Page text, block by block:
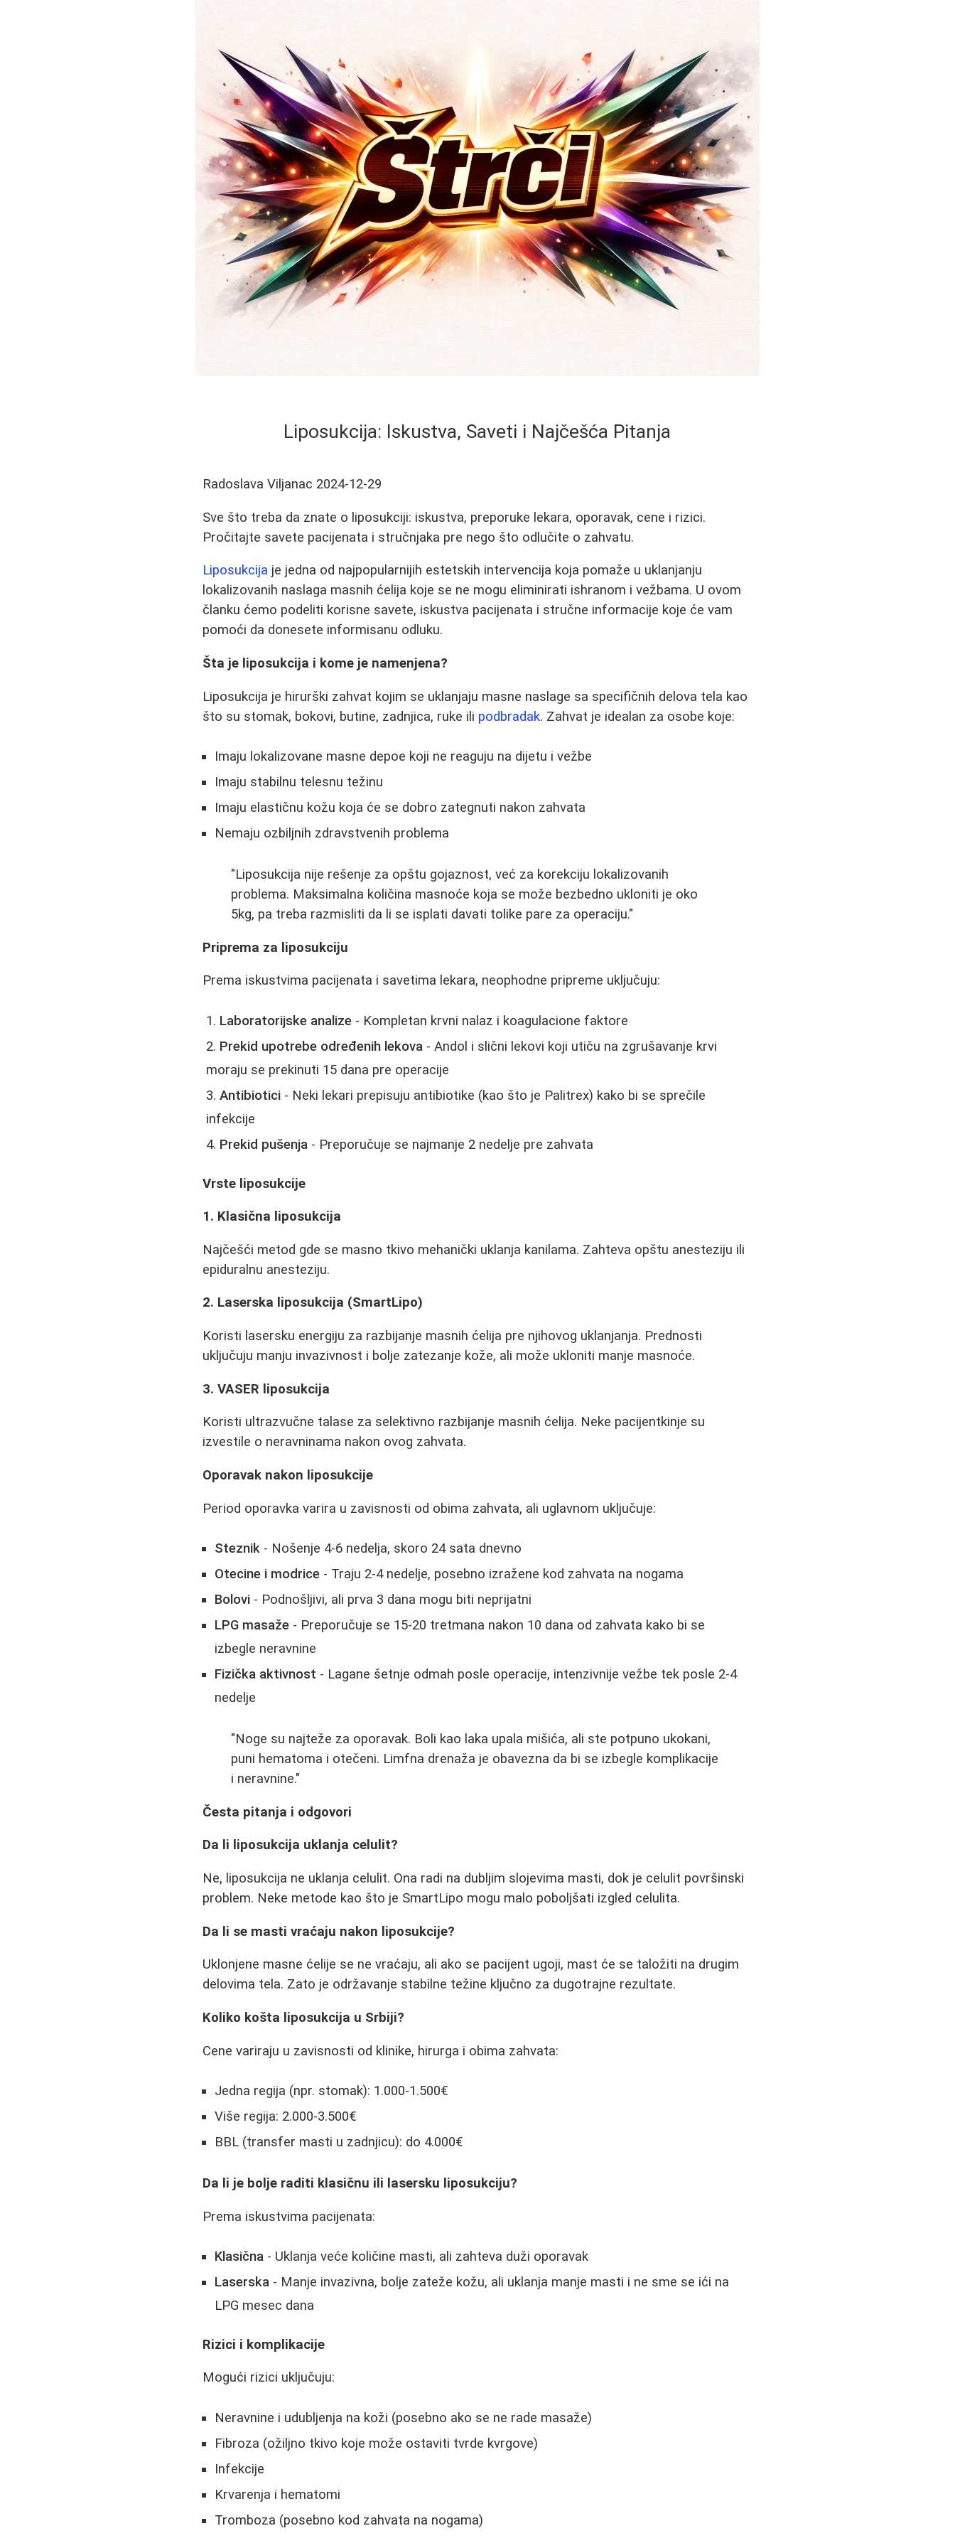
Liposukcija: Iskustva, Saveti i Najčešća Pitanja
Radoslava Viljanac 2024-12-29
Sve što treba da znate o liposukciji: iskustva, preporuke lekara, oporavak, cene i rizici.
Pročitajte savete pacijenata i stručnjaka pre nego što odlučite o zahvatu.
Liposukcija je jedna od najpopularnijih estetskih intervencija koja pomaže u uklanjanju
lokalizovanih naslaga masnih ćelija koje se ne mogu eliminirati ishranom i vežbama. U ovom
članku ćemo podeliti korisne savete, iskustva pacijenata i stručne informacije koje će vam
pomoći da donesete informisanu odluku.
Šta je liposukcija i kome je namenjena?
Liposukcija je hirurški zahvat kojim se uklanjaju masne naslage sa specifičnih delova tela kao
što su stomak, bokovi, butine, zadnjica, ruke ili podbradak. Zahvat je idealan za osobe koje:
Imaju lokalizovane masne depoe koji ne reaguju na dijetu i vežbe
Imaju stabilnu telesnu težinu
Imaju elastičnu kožu koja će se dobro zategnuti nakon zahvata
Nemaju ozbiljnih zdravstvenih problema
"Liposukcija nije rešenje za opštu gojaznost, već za korekciju lokalizovanih
problema. Maksimalna količina masnoće koja se može bezbedno ukloniti je oko
5kg, pa treba razmisliti da li se isplati davati tolike pare za operaciju."
Priprema za liposukciju
Prema iskustvima pacijenata i savetima lekara, neophodne pripreme uključuju:
Laboratorijske analize - Kompletan krvni nalaz i koagulacione faktore
Prekid upotrebe određenih lekova - Andol i slični lekovi koji utiču na zgrušavanje krvi
moraju se prekinuti 15 dana pre operacije
Antibiotici - Neki lekari prepisuju antibiotike (kao što je Palitrex) kako bi se sprečile
infekcije
Prekid pušenja - Preporučuje se najmanje 2 nedelje pre zahvata
Vrste liposukcije
1. Klasična liposukcija
Najčešći metod gde se masno tkivo mehanički uklanja kanilama. Zahteva opštu anesteziju ili
epiduralnu anesteziju.
2. Laserska liposukcija (SmartLipo)
Koristi lasersku energiju za razbijanje masnih ćelija pre njihovog uklanjanja. Prednosti
uključuju manju invazivnost i bolje zatezanje kože, ali može ukloniti manje masnoće.
3. VASER liposukcija
Koristi ultrazvučne talase za selektivno razbijanje masnih ćelija. Neke pacijentkinje su
izvestile o neravninama nakon ovog zahvata.
Oporavak nakon liposukcije
Period oporavka varira u zavisnosti od obima zahvata, ali uglavnom uključuje:
Steznik - Nošenje 4-6 nedelja, skoro 24 sata dnevno
Otecine i modrice - Traju 2-4 nedelje, posebno izražene kod zahvata na nogama
Bolovi - Podnošljivi, ali prva 3 dana mogu biti neprijatni
LPG masaže - Preporučuje se 15-20 tretmana nakon 10 dana od zahvata kako bi se
izbegle neravnine
Fizička aktivnost - Lagane šetnje odmah posle operacije, intenzivnije vežbe tek posle 2-4
nedelje
"Noge su najteže za oporavak. Boli kao laka upala mišića, ali ste potpuno ukokani,
puni hematoma i otečeni. Limfna drenaža je obavezna da bi se izbegle komplikacije
i neravnine."
Česta pitanja i odgovori
Da li liposukcija uklanja celulit?
Ne, liposukcija ne uklanja celulit. Ona radi na dubljim slojevima masti, dok je celulit površinski
problem. Neke metode kao što je SmartLipo mogu malo poboljšati izgled celulita.
Da li se masti vraćaju nakon liposukcije?
Uklonjene masne ćelije se ne vraćaju, ali ako se pacijent ugoji, mast će se taložiti na drugim
delovima tela. Zato je održavanje stabilne težine ključno za dugotrajne rezultate.
Koliko košta liposukcija u Srbiji?
Cene variraju u zavisnosti od klinike, hirurga i obima zahvata:
Jedna regija (npr. stomak): 1.000-1.500€
Više regija: 2.000-3.500€
BBL (transfer masti u zadnjicu): do 4.000€
Da li je bolje raditi klasičnu ili lasersku liposukciju?
Prema iskustvima pacijenata:
Klasična - Uklanja veće količine masti, ali zahteva duži oporavak
Laserska - Manje invazivna, bolje zateže kožu, ali uklanja manje masti i ne sme se ići na
LPG mesec dana
Rizici i komplikacije
Mogući rizici uključuju:
Neravnine i udubljenja na koži (posebno ako se ne rade masaže)
Fibroza (ožiljno tkivo koje može ostaviti tvrde kvrgove)
Infekcije
Krvarenja i hematomi
Tromboza (posebno kod zahvata na nogama)